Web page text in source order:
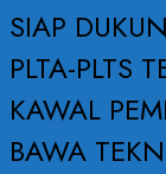
SIAP
PLTA-PLTS
KAWAL
BAWA